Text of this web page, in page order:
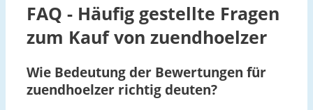
FAQ - Häufig gestellte Fragen
zum Kauf von zuendhoelzer
Wie Bedeutung der Bewertungen für
zuendhoelzer richtig deuten?